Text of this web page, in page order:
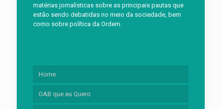
matérias jornalísticas sobre as principais pautas que
estão sendo debatidas no meio da sociedade, bem
como sobre política da Ordem.
Home
OAB que eu Quero